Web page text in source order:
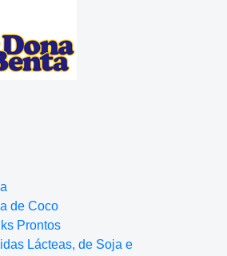
de Coco
Prontos
Lácteas, de Soja e